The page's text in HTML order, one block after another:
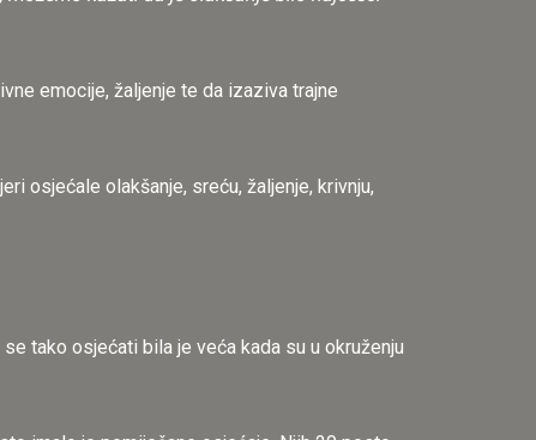
emocije, žaljenje te da izaziva trajne
osjećale olakšanje, sreću, žaljenje, krivnju,
tako osjećati bila je veća kada su u okruženju